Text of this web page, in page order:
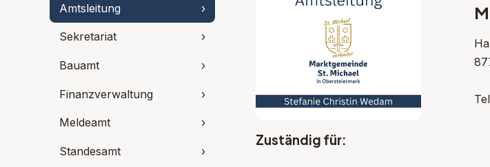
Amtsleitung ›
Sekretariat ›
Bauamt ›
Finanzverwaltung ›
Meldeamt ›
Standesamt ›
Zuständig für: